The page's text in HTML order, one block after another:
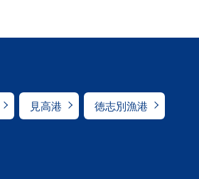
見高港 徳志別漁港